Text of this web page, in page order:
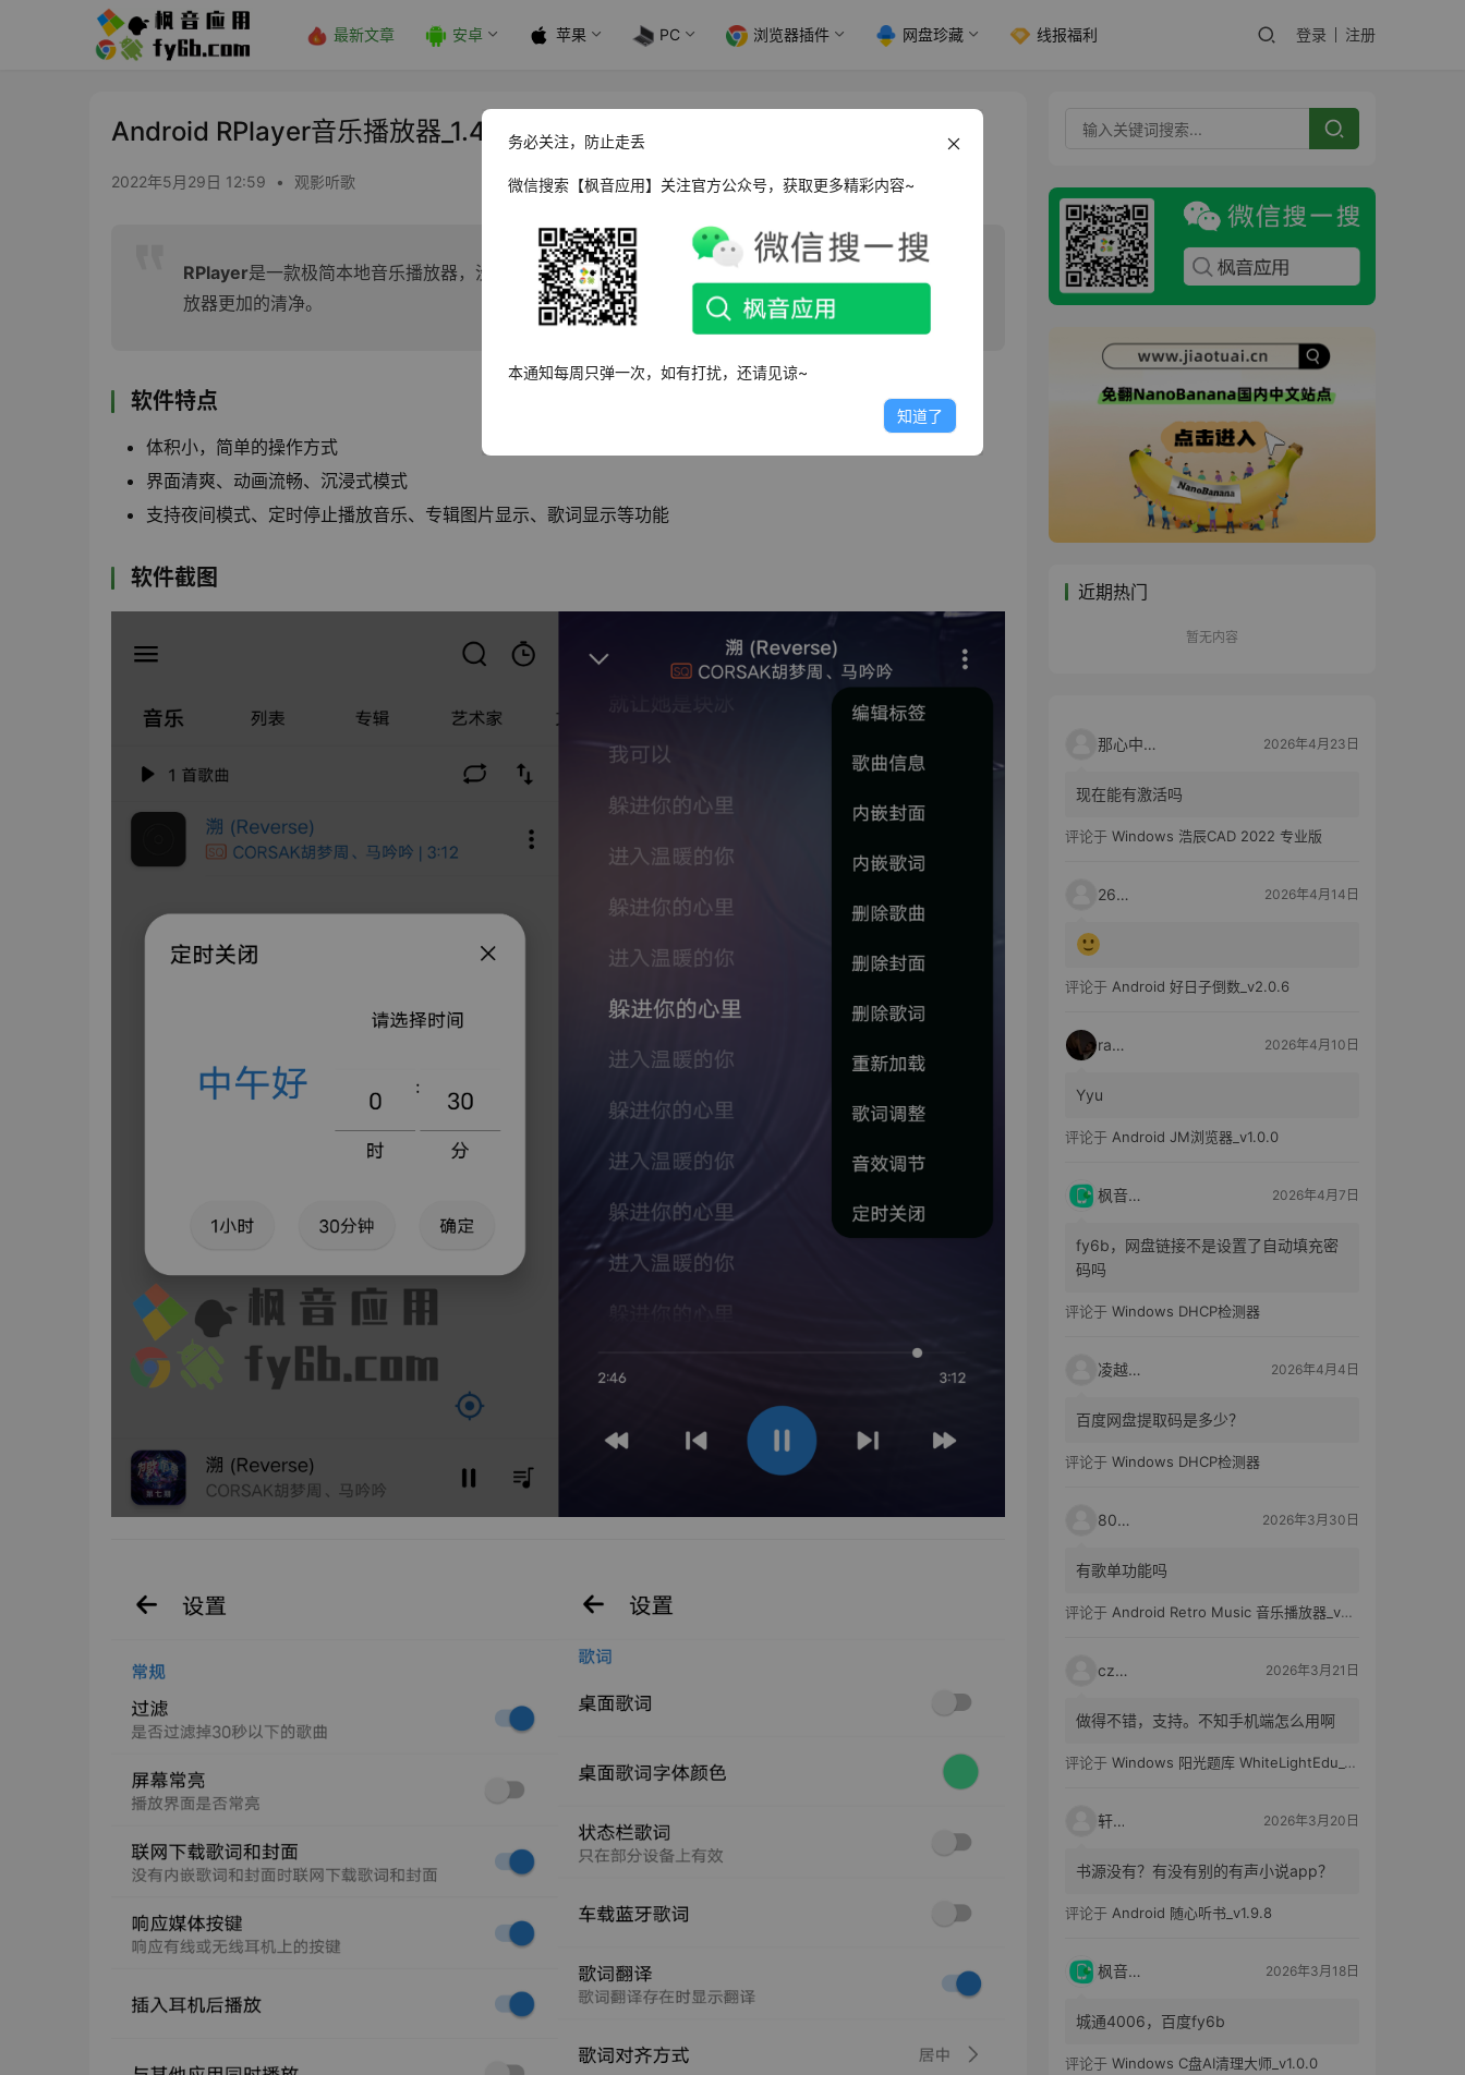
最新文章 安卓 苹果 PC 浏览器插件 网盘珍藏 线报福利 登录 注册
Android RPlayer音乐播放器_1.4.8
2022年5月29日 12:59 • 观影听歌
RPlayer是一款极简本地音乐播放器，没有一切繁琐的功能，只为听歌而设计；没有广告的限制，让播
放器更加的清净。
软件特点
体积小，简单的操作方式
界面清爽、动画流畅、沉浸式模式
支持夜间模式、定时停止播放音乐、专辑图片显示、歌词显示等功能
软件截图
近期热门
暂无内容
那心中的话 2026年4月23日
现在能有激活吗
评论于 Windows 浩辰CAD 2022 专业版
2603 2026年4月14日
评论于 Android 好日子倒数_v2.0.6
raka 2026年4月10日
Yyu
评论于 Android JM浏览器_v1.0.0
枫音应用 2026年4月7日
fy6b，网盘链接不是设置了自动填充密
码吗
评论于 Windows DHCP检测器
凌越电子 2026年4月4日
百度网盘提取码是多少？
评论于 Windows DHCP检测器
80521 2026年3月30日
有歌单功能吗
评论于 Android Retro Music 音乐播放器_v6.6.0
czh7 2026年3月21日
做得不错，支持。不知手机端怎么用啊
评论于 Windows 阳光题库 WhiteLightEdu_v2.0.0
轩爸 2026年3月20日
书源没有？有没有别的有声小说app？
评论于 Android 随心听书_v1.9.8
枫音应用 2026年3月18日
城通4006，百度fy6b
评论于 Windows C盘AI清理大师_v1.0.0
务必关注，防止走丢
微信搜索【枫音应用】关注官方公众号，获取更多精彩内容~
本通知每周只弹一次，如有打扰，还请见谅~
知道了